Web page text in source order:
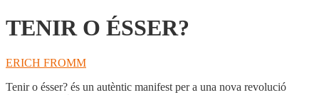
TENIR O ÉSSER?
ERICH FROMM
Tenir o ésser? és un autèntic manifest per a una nova revolució